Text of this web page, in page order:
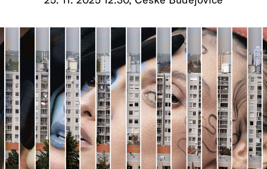
edu
Vše o ČT